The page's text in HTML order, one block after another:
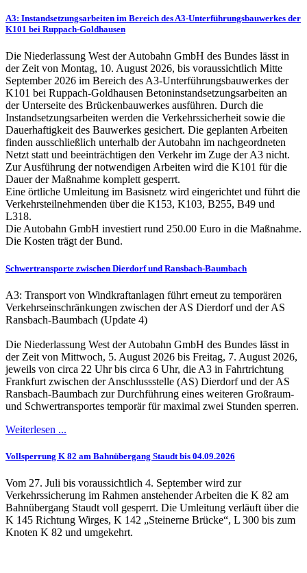
A3: Instandsetzungsarbeiten im Bereich des A3-Unterführungsbauwerkes der
K101 bei Ruppach-Goldhausen
Die Niederlassung West der Autobahn GmbH des Bundes lässt in
der Zeit von Montag, 10. August 2026, bis voraussichtlich Mitte
September 2026 im Bereich des A3-Unterführungsbauwerkes der
K101 bei Ruppach-Goldhausen Betoninstandsetzungsarbeiten an
der Unterseite des Brückenbauwerkes ausführen. Durch die
Instandsetzungsarbeiten werden die Verkehrssicherheit sowie die
Dauerhaftigkeit des Bauwerkes gesichert. Die geplanten Arbeiten
finden ausschließlich unterhalb der Autobahn im nachgeordneten
Netzt statt und beeinträchtigen den Verkehr im Zuge der A3 nicht.
Zur Ausführung der notwendigen Arbeiten wird die K101 für die
Dauer der Maßnahme komplett gesperrt.
Eine örtliche Umleitung im Basisnetz wird eingerichtet und führt die
Verkehrsteilnehmenden über die K153, K103, B255, B49 und
L318.
Die Autobahn GmbH investiert rund 250.00 Euro in die Maßnahme.
Die Kosten trägt der Bund.
Schwertransporte zwischen Dierdorf und Ransbach-Baumbach
A3: Transport von Windkraftanlagen führt erneut zu temporären
Verkehrseinschränkungen zwischen der AS Dierdorf und der AS
Ransbach-Baumbach (Update 4)
Die Niederlassung West der Autobahn GmbH des Bundes lässt in
der Zeit von Mittwoch, 5. August 2026 bis Freitag, 7. August 2026,
jeweils von circa 22 Uhr bis circa 6 Uhr, die A3 in Fahrtrichtung
Frankfurt zwischen der Anschlussstelle (AS) Dierdorf und der AS
Ransbach-Baumbach zur Durchführung eines weiteren Großraum-
und Schwertransportes temporär für maximal zwei Stunden sperren.
Weiterlesen ...
Vollsperrung K 82 am Bahnübergang Staudt bis 04.09.2026
Vom 27. Juli bis voraussichtlich 4. September wird zur
Verkehrssicherung im Rahmen anstehender Arbeiten die K 82 am
Bahnübergang Staudt voll gesperrt. Die Umleitung verläuft über die
K 145 Richtung Wirges, K 142 „Steinerne Brücke“, L 300 bis zum
Knoten K 82 und umgekehrt.